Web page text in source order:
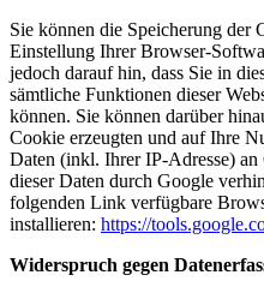
Sie können die Speicherung der
Einstellung Ihrer Browser-
jedoch darauf hin, dass Sie in
sämtliche Funktionen dieser
können. Sie können darüber
Cookie erzeugten und auf Ihre
Daten (inkl. Ihrer IP-Adresse)
dieser Daten durch Google
folgenden Link verfügbare
installieren: https://
Widerspruch gegen